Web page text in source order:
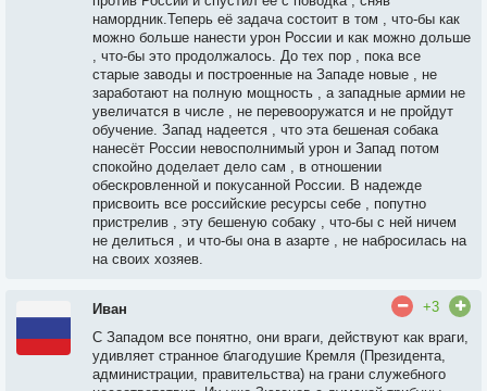
намордник.Теперь её задача состоит в том , что-бы как
можно больше нанести урон России и как можно дольше
, что-бы это продолжалось. До тех пор , пока все
старые заводы и построенные на Западе новые , не
заработают на полную мощность , а западные армии не
увеличатся в числе , не перевооружатся и не пройдут
обучение. Запад надеется , что эта бешеная собака
нанесёт России невосполнимый урон и Запад потом
спокойно доделает дело сам , в отношении
обескровленной и покусанной России. В надежде
присвоить все российские ресурсы себе , попутно
пристрелив , эту бешеную собаку , что-бы с ней ничем
не делиться , и что-бы она в азарте , не набросилась на
на своих хозяев.
Иван
+3
С Западом все понятно, они враги, действуют как враги,
удивляет странное благодушие Кремля (Президента,
администрации, правительства) на грани служебного